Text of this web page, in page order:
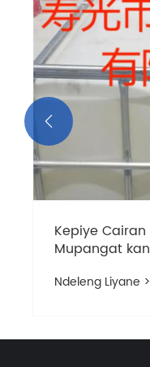
Kepiye
Mupangat
Ndeleng Liyane
